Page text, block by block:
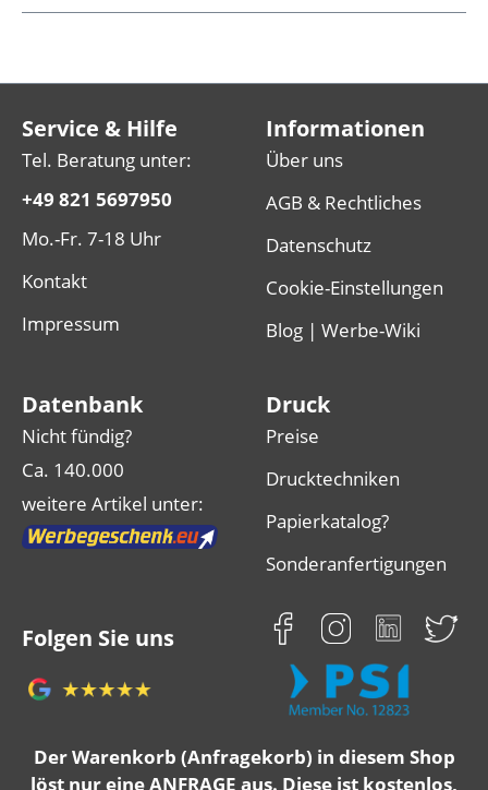
Service & Hilfe
Tel. Beratung unter:
+49 821 5697950
Mo.-Fr. 7-18 Uhr
Kontakt
Impressum
Informationen
Über uns
AGB & Rechtliches
Datenschutz
Cookie-Einstellungen
Blog | Werbe-Wiki
Datenbank
Nicht fündig?
Ca. 140.000
weitere Artikel unter:
Druck
Preise
Drucktechniken
Papierkatalog?
Sonderanfertigungen
Folgen Sie uns
Der Warenkorb (Anfragekorb) in diesem Shop
löst nur eine ANFRAGE aus. Diese ist kostenlos,